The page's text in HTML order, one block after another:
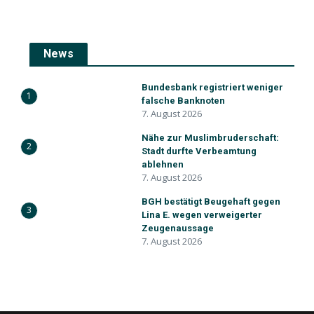
News
1
Bundesbank registriert weniger
falsche Banknoten
7. August 2026
2
Nähe zur Muslimbruderschaft:
Stadt durfte Verbeamtung
ablehnen
7. August 2026
3
BGH bestätigt Beugehaft gegen
Lina E. wegen verweigerter
Zeugenaussage
7. August 2026